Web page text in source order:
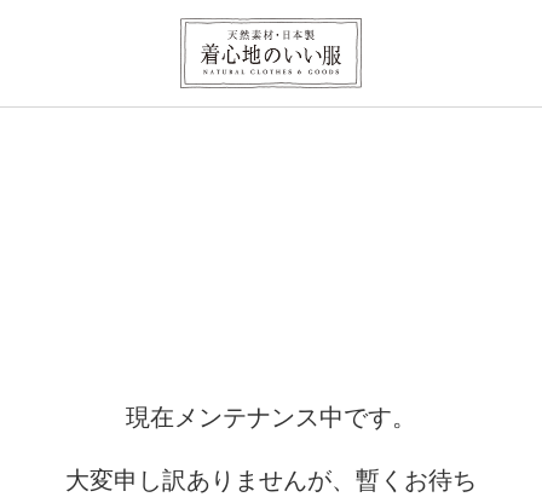
現在メンテナンス中です。
大変申し訳ありませんが、暫くお待ち